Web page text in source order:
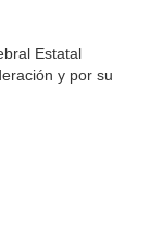
Estatal
y por su